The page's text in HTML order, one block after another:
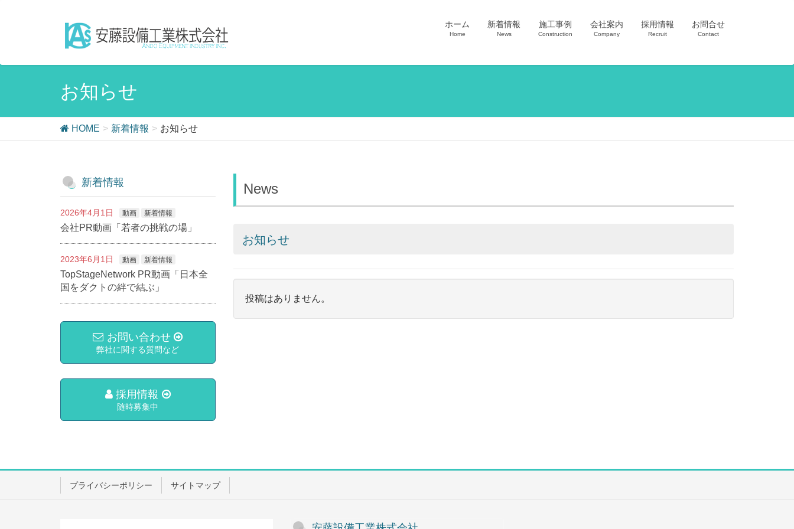
ホーム
Home
新着情報
News
施工事例
Construction
会社案内
Company
採用情報
Recruit
お問合せ
Contact
お知らせ
HOME 新着情報 お知らせ
News
お知らせ
投稿はありません。
新着情報
2026年4月1日 動画 新着情報
会社PR動画「若者の挑戦の場」
2023年6月1日 動画 新着情報
TopStageNetwork PR動画「日本全
国をダクトの絆で結ぶ」
お問い合わせ
弊社に関する質問など
採用情報
随時募集中
プライバシーポリシー サイトマップ